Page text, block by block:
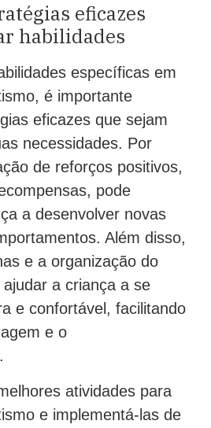
eficazes
habilidades
específicas em
é importante
eficazes que sejam
necessidades. Por
de reforços positivos,
pode
a desenvolver novas
Além disso,
e a organização do
a criança a se
e confortável, facilitando
e o
atividades para
e implementá-las de